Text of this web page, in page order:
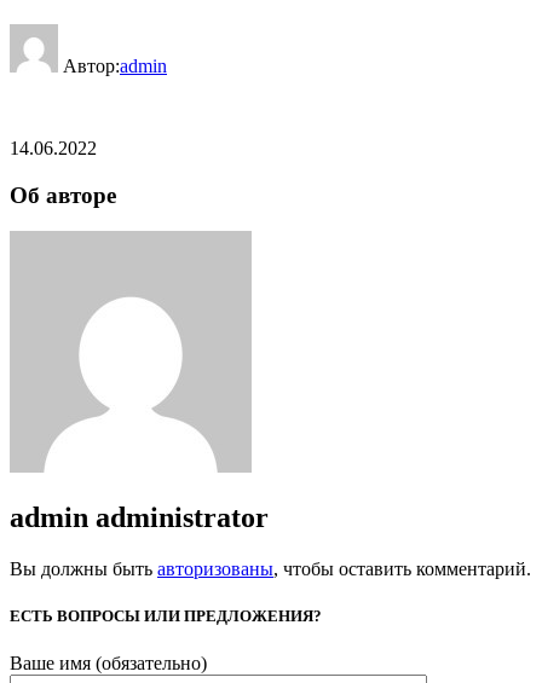
Автор:admin
14.06.2022
Об авторе
admin administrator
Вы должны быть авторизованы, чтобы оставить комментарий.
ЕСТЬ ВОПРОСЫ ИЛИ ПРЕДЛОЖЕНИЯ?
Ваше имя (обязательно)